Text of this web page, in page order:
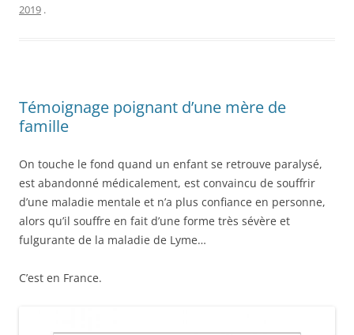
2019 .
Témoignage poignant d’une mère de
famille
On touche le fond quand un enfant se retrouve paralysé,
est abandonné médicalement, est convaincu de souffrir
d’une maladie mentale et n’a plus confiance en personne,
alors qu’il souffre en fait d’une forme très sévère et
fulgurante de la maladie de Lyme…
C’est en France.